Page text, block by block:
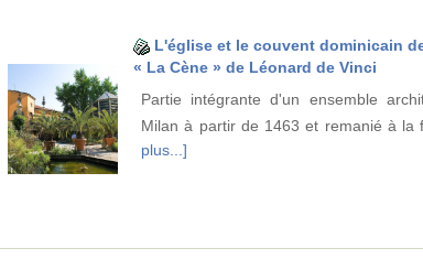
L'église et le couvent dominicain
« La Cène » de Léonard de Vinci
Partie intégrante d'un ensemble
Milan à partir de 1463 et remanié à la
plus...]